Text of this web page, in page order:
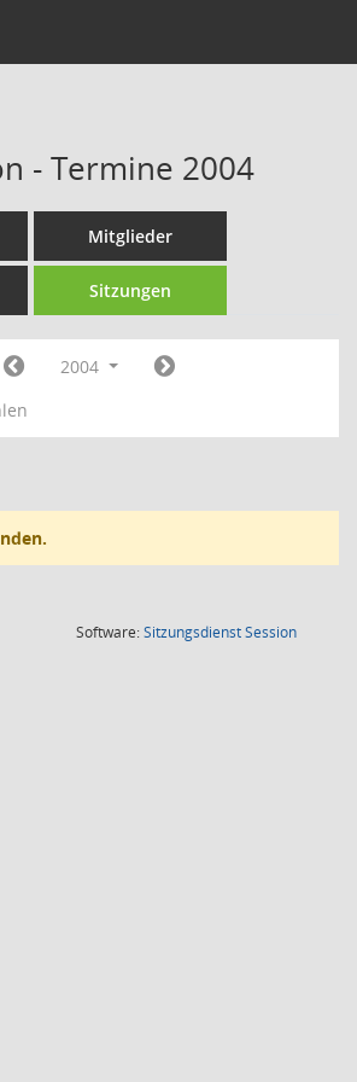
- Termine 2004
Mitglieder
Sitzungen
2004
Software:SitzungsdienstSession(Wird in